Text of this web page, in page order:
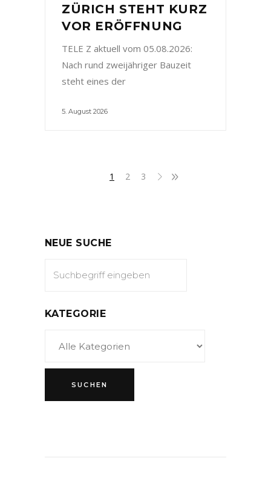
ZÜRICH STEHT KURZ
VOR ERÖFFNUNG
TELE Z aktuell vom 05.08.2026:
Nach rund zweijähriger Bauzeit
steht eines der
5. August 2026
1 2 3
NEUE SUCHE
KATEGORIE